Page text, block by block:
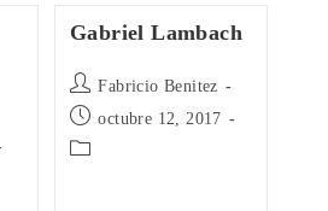
Gabriel Lambach
Autor
de
entrada:
Fabricio Benitez
Publicación
de
octubre 12, 2017
Categoría